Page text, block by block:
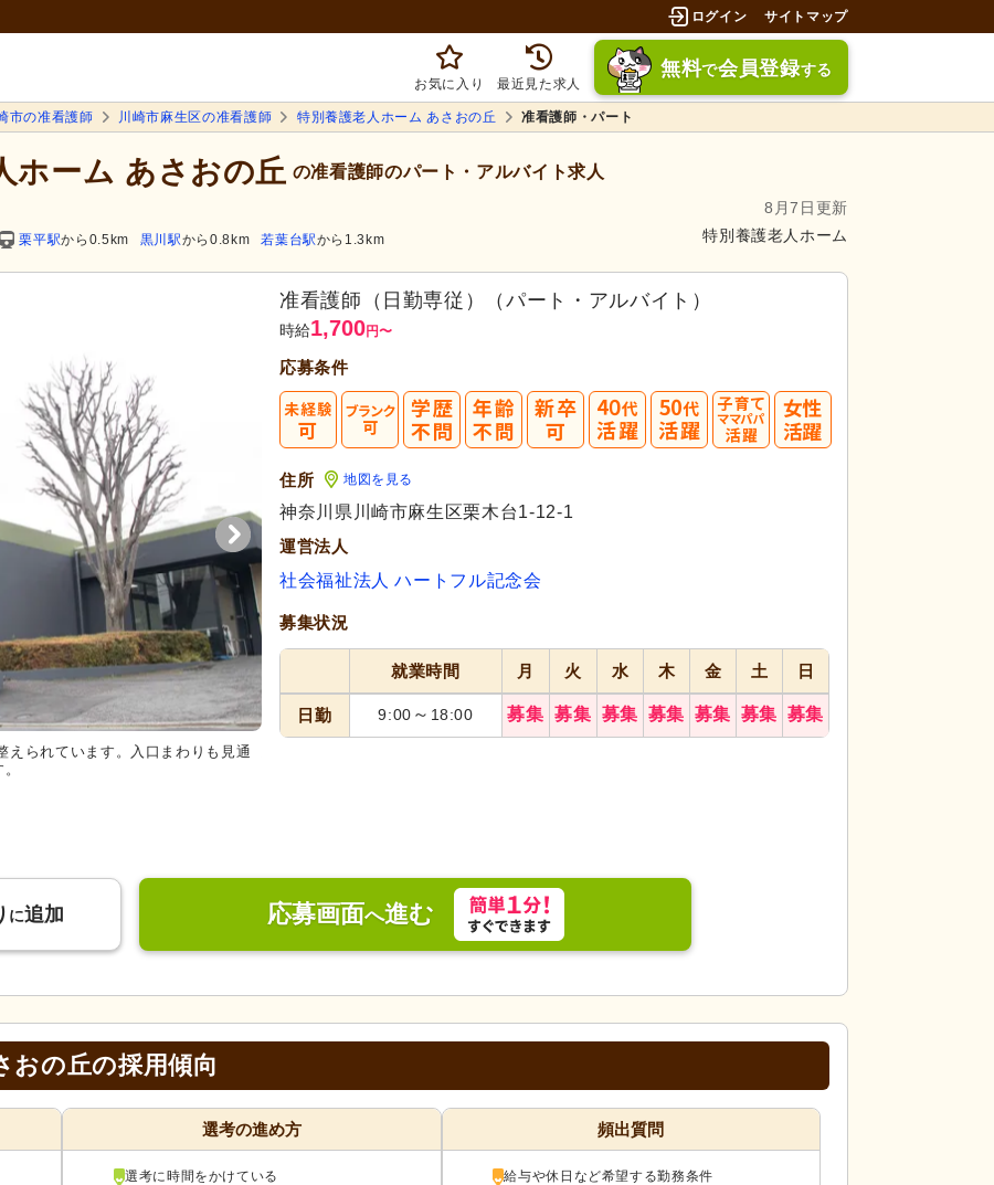
ログイン サイトマップ
お気に入り 最近見た求人
無料で会員登録する
市の准看護師 川崎市麻生区の准看護師 特別養護老人ホーム あさおの丘 准看護師・パート
ホーム あさおの丘 の准看護師のパート・アルバイト求人
8月7日更新
特別養護老人ホーム
栗平駅から0.5km 黒川駅から0.8km 若葉台駅から1.3km
えられています。入口まわりも見通
准看護師（日勤専従）（パート・アルバイト）
時給1,700円〜
応募条件
住所 地図を見る
神奈川県川崎市麻生区栗木台1-12-1
運営法人
社会福祉法人 ハートフル記念会
募集状況
就業時間 月 火 水 木 金 土 日
日勤 9:00 ～ 18:00 募集 募集 募集 募集 募集 募集 募集
に追加 応募画面へ進む
おの丘の採用傾向
選考の進め方
選考に時間をかけている
頻出質問
給与や休日など希望する勤務条件